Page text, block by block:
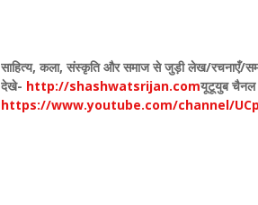
साहित्य, कला, संस्कृति और समाज से जुड़ी लेख/रचनाएँ/
देखे- http://shashwatsrijan.comयूटूयुब चैनल
https://www.youtube.com/channel/